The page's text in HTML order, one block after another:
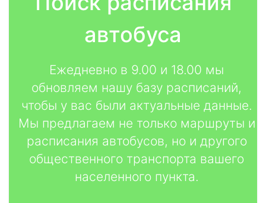
автобуса
Ежедневно в 9.00 и 18.00 мы
обновляем нашу базу расписаний,
чтобы у вас были актуальные данные.
Мы предлагаем не только маршруты и
расписания автобусов, но и другого
общественного транспорта вашего
населенного пункта.